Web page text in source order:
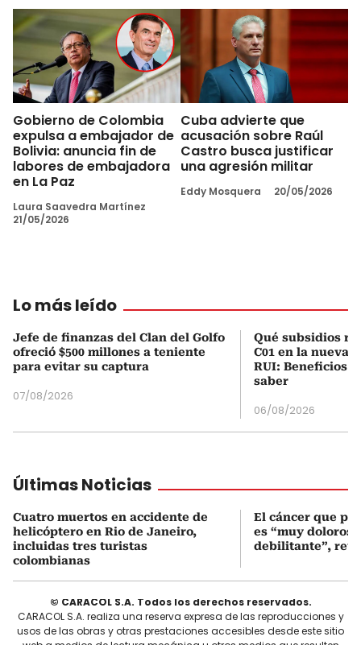
Gobierno de Colombia
expulsa a embajador de
Bolivia: anuncia fin de
labores de embajadora
en La Paz
Laura Saavedra Martínez
21/05/2026
Cuba advierte que
acusación sobre Raúl
Castro busca justificar
una agresión militar
Eddy Mosquera 20/05/2026
Lo más leído
Jefe de finanzas del Clan del Golfo
ofreció $500 millones a teniente
para evitar su captura
07/08/2026
Qué subsidios
C01 en la nueva
RUI: Beneficios
saber
06/08/2026
Últimas Noticias
Cuatro muertos en accidente de
helicóptero en Rio de Janeiro,
incluidas tres turistas
colombianas
El cáncer que
es “muy
debilitante”,
© CARACOL S.A. Todos los derechos reservados.
CARACOL S.A. realiza una reserva expresa de las reproducciones y
usos de las obras y otras prestaciones accesibles desde este sitio